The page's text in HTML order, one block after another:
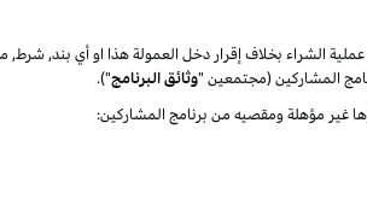
عملية الشراء بخلاف إقرار دخل العمولة هذا او أي
المشاركين (مجتمعين "وثائق البرنامج").
غير مؤهلة ومقصيه من برنامج المشاركين: